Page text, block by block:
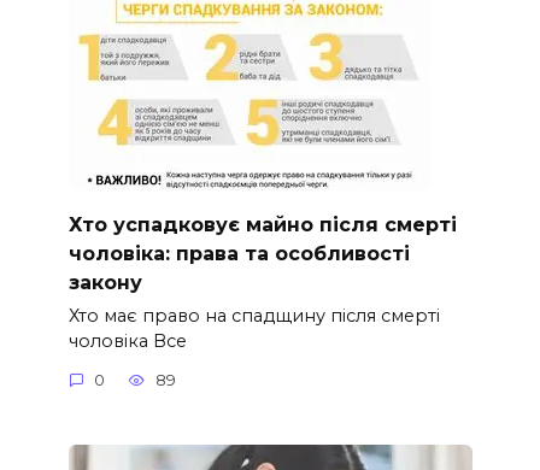
Хто успадковує майно після смерті
чоловіка: права та особливості
закону
Хто має право на спадщину після смерті
чоловіка Все
0 89